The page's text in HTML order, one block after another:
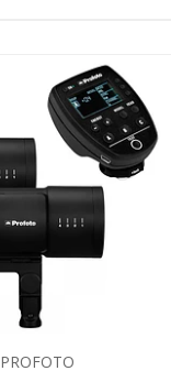
PROFOTO